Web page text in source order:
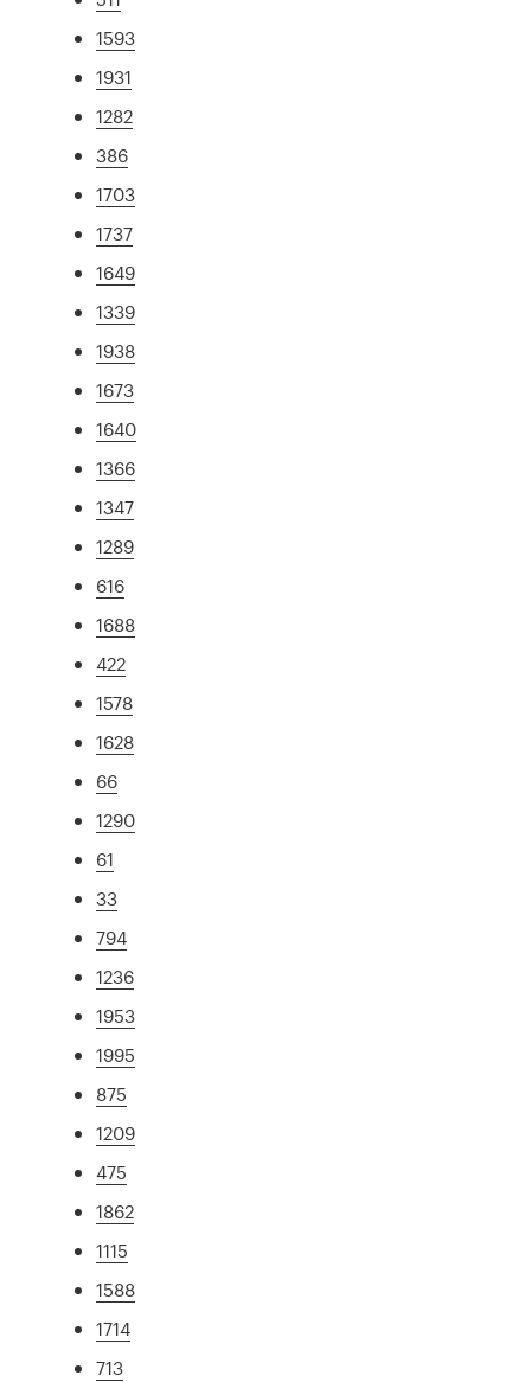
1593
1931
1282
386
1703
1737
1649
1339
1938
1673
1640
1366
1347
1289
616
1688
422
1578
1628
66
1290
61
33
794
1236
1953
1995
875
1209
475
1862
1115
1588
1714
713